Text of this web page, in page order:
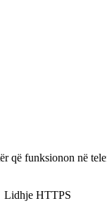
që funksionon në
Lidhje HTTPS